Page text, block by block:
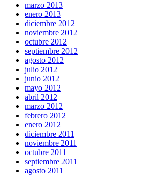
marzo 2013
enero 2013
diciembre 2012
noviembre 2012
octubre 2012
septiembre 2012
agosto 2012
julio 2012
junio 2012
mayo 2012
abril 2012
marzo 2012
febrero 2012
enero 2012
diciembre 2011
noviembre 2011
octubre 2011
septiembre 2011
agosto 2011